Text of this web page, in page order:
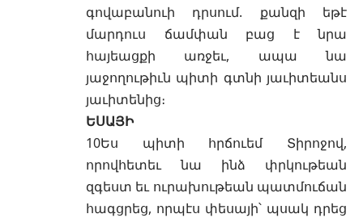
գովաբանուի դրսում. քանզի եթէ
մարդուս ճամփան բաց է նրա
հայեացքի առջեւ, ապա նա
յաջողութիւն պիտի գտնի յաւիտեանս
յաւիտենից։
ԵՍԱՅԻ
10Ես պիտի հրճուեմ Տիրոջով,
որովհետեւ նա ինձ փրկութեան
զգեստ եւ ուրախութեան պատմուճան
հագցրեց, որպէս փեսայի՝ պսակ դրեց